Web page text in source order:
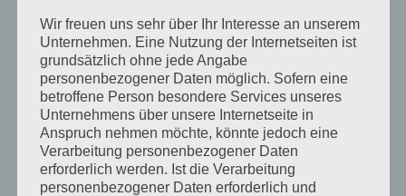
die Melodie ändern!
Fazit: Gezielte Impulse für Belohnungssystem,
Neuroplastizität und das Unbewusste gestalten
Mikrobiom, Unbewusstes,
Belohnungssystem, Gedächtnis und
Wir freuen uns sehr über Ihr Interesse an unserem
Unternehmen. Eine Nutzung der Internetseiten ist
grundsätzlich ohne jede Angabe
personenbezogener Daten möglich. Sofern eine
betroffene Person besondere Services unseres
Unternehmens über unsere Internetseite in
Anspruch nehmen möchte, könnte jedoch eine
Verarbeitung personenbezogener Daten
erforderlich werden. Ist die Verarbeitung
personenbezogener Daten erforderlich und